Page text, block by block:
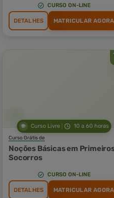
CURSO ON-LINE
DETALHES MATRICULAR AGORA
Curso Livre 10 a 60 horas
Curso Grátis de
Noções Básicas em
Socorros
CURSO ON-LINE
DETALHES MATRICULAR AGORA